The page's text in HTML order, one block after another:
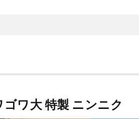
ワ大 特製 ニンニク